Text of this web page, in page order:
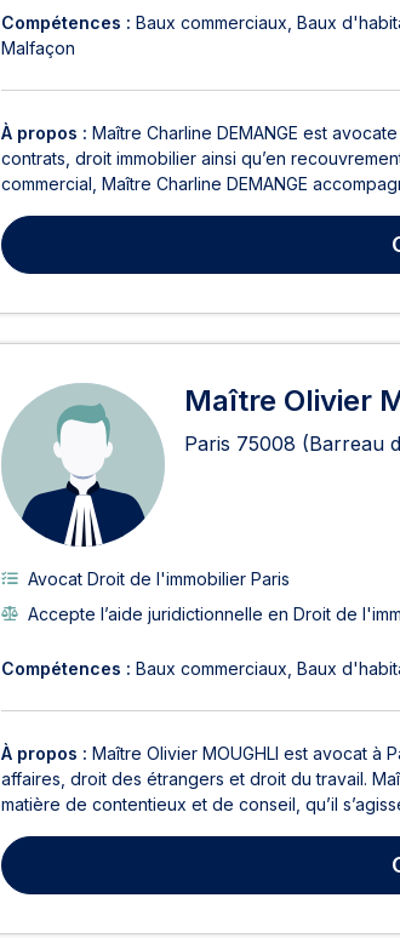
Compétences : Baux commerciaux Baux
Malfaçon
À propos : Maître Charline DEMANGE est
contrats, droit immobilier ainsi qu’en
commercial, Maître Charline DEMANGE
Maître Olivier
Paris 75008 (Barreau
Avocat Droit de l'immobilier Paris
Accepte l’aide juridictionnelle en Droit de
Compétences : Baux commerciaux Baux
À propos : Maître Olivier MOUGHLI est avocat à
affaires, droit des étrangers et droit du travail.
matière de contentieux et de conseil, qu’il